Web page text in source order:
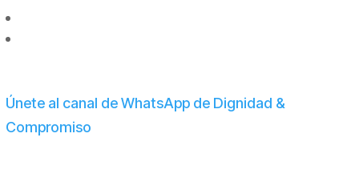
Únete al canal de WhatsApp de Dignidad &
Compromiso